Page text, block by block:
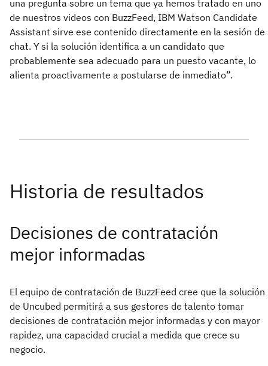
una pregunta sobre un tema que ya hemos tratado en uno
de nuestros videos con BuzzFeed, IBM Watson Candidate
Assistant sirve ese contenido directamente en la sesión de
chat. Y si la solución identifica a un candidato que
probablemente sea adecuado para un puesto vacante, lo
alienta proactivamente a postularse de inmediato”.
Decisiones de contratación
mejor informadas
El equipo de contratación de BuzzFeed cree que la solución
de Uncubed permitirá a sus gestores de talento tomar
decisiones de contratación mejor informadas y con mayor
rapidez, una capacidad crucial a medida que crece su
negocio.